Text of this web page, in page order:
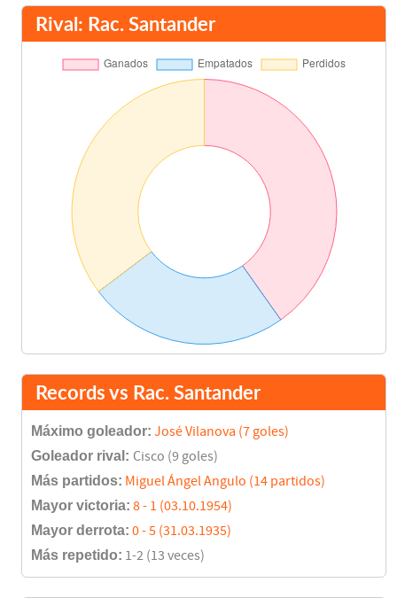
Rival: Rac. Santander
Records vs Rac. Santander
Máximo goleador: José Vilanova (7 goles)
Goleador rival: Cisco (9 goles)
Más partidos: Miguel Ángel Angulo (14 partidos)
Mayor victoria: 8 - 1 (03.10.1954)
Mayor derrota: 0 - 5 (31.03.1935)
Más repetido: 1-2 (13 veces)